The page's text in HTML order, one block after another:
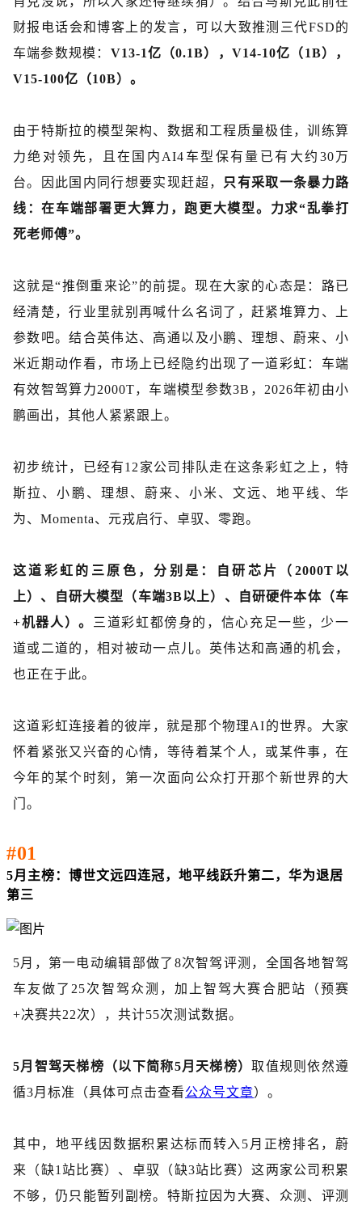
财报电话会和博客上的发言，可以大致推测三代FSD的
车端参数规模： V13-1亿（0.1B），V14-10亿（1B），
V15-100亿（10B）。
由于特斯拉的模型架构、数据和工程质量极佳，训练算
力绝对领先，且在国内 AI4车型保有量已有大约30万
台。因此国内同行想要实现赶超，
只有采取一条暴力路
线：在车端部署更大算力，跑更大模型。力求“乱拳打
死老师傅”。
这就是“推倒重来论”的前提。现在大家的心态是：路已
经清楚，行业里就别再喊什么名词了，赶紧堆算力、上
参数吧。结合英伟达、高通以及小鹏、理想、蔚来、小
米近期动作看，市场上已经隐约出现了一道彩虹：车端
有效智驾算力2000T，车端模型参数3B，2026年初由小
鹏画出，其他人紧紧跟上。
初步统计，已经有12家公司排队走在这条彩虹之上，特
斯拉、小鹏、理想、蔚来、小米、文远、地平线、华
为、Momenta、元戎启行、卓驭、零跑。
这道彩虹的三原色，分别是：自研芯片（ 2000T以
上）、自研大模型（车端3B以上）、自研硬件本体（车
+机器人）。
三道彩虹都傍身的，信心充足一些，少一
道或二道的，相对被动一点儿。英伟达和高通的机会，
也正在于此。
这道彩虹连接着的彼岸，就是那个物理AI的世界。大家
怀着紧张又兴奋的心情，等待着某个人，或某件事，在
今年的某个时刻，第一次面向公众打开那个新世界的大
门。
#01
5月主榜：博世文远四连冠，地平线跃升第二，华为退居
第三
5月，第一电动编辑部做了8次智驾评测，全国各地智驾
车友做了25次智驾众测，加上智驾大赛合肥站（预赛
+决赛共22次），共计55次测试数据。
5月智驾天梯榜（以下简称5月天梯榜）取值规则依然遵
循3月标准（具体可点击查看公众号文章）。
其中，地平线因数据积累达标而转入 5月正榜排名，蔚
来（缺1站比赛）、卓驭（缺3站比赛）这两家公司积累
不够，仍只能暂列副榜。特斯拉因为大赛、众测、评测